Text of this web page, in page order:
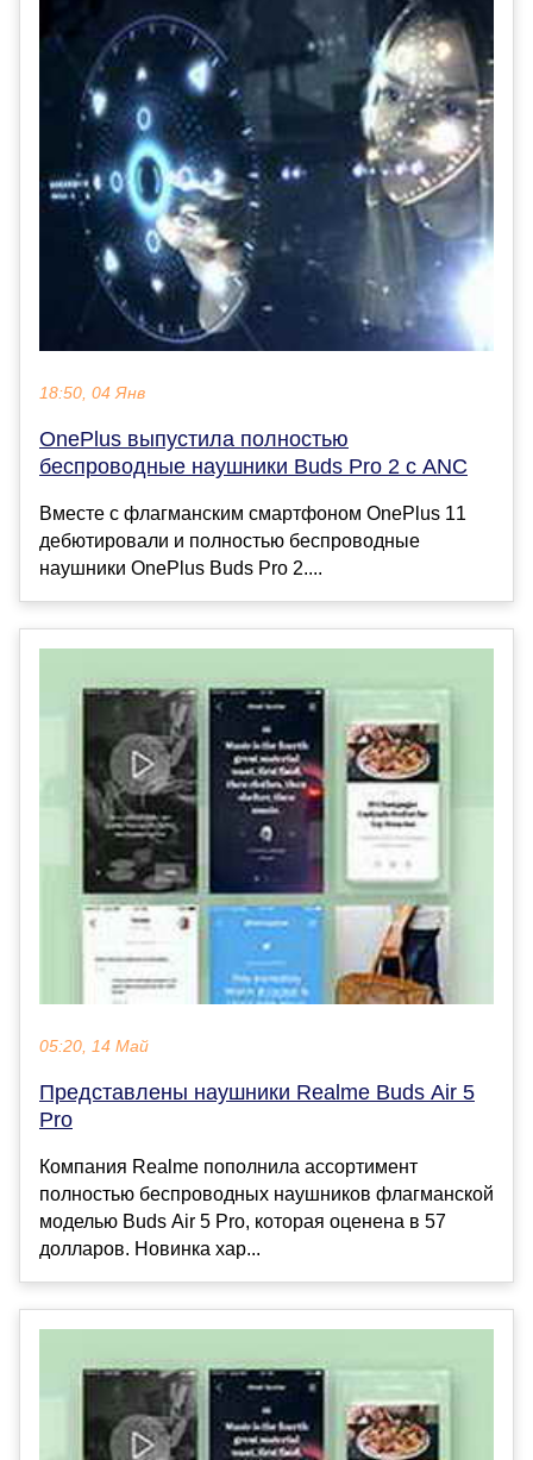
18:50, 04 Янв
OnePlus выпустила полностью
беспроводные наушники Buds Pro 2 с ANC
Вместе с флагманским смартфоном OnePlus 11
дебютировали и полностью беспроводные
наушники OnePlus Buds Pro 2....
05:20, 14 Май
Представлены наушники Realme Buds Air 5
Pro
Компания Realme пополнила ассортимент
полностью беспроводных наушников флагманской
моделью Buds Air 5 Pro, которая оценена в 57
долларов. Новинка хар...